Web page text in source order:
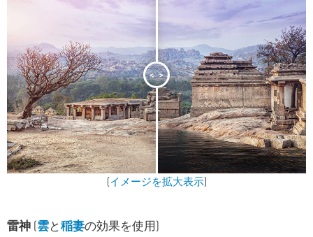
< >
(イメージを拡大表示)
雷神 (雲と稲妻の効果を使用)